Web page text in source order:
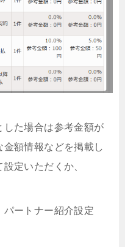
した場合は参考金額が
額情報などを掲載し
定いただくか、
ートナー紹介設定